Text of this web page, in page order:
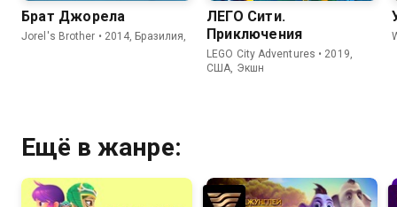
Брат Джорела
Jorel's Brother • 2014, Бразилия,
ЛЕГО Сити.
Приключения
LEGO City Adventures • 2019,
США, Экшн
Ещё в жанре: